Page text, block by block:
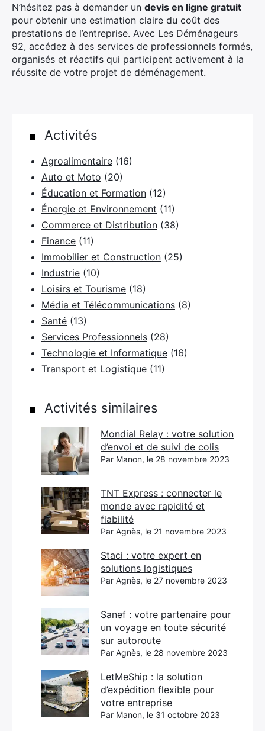
N’hésitez pas à demander un devis en ligne gratuit
pour obtenir une estimation claire du coût des
prestations de l’entreprise. Avec Les Déménageurs
92, accédez à des services de professionnels formés,
organisés et réactifs qui participent activement à la
réussite de votre projet de déménagement.
Activités
Agroalimentaire (16)
Auto et Moto (20)
Éducation et Formation (12)
Énergie et Environnement (11)
Commerce et Distribution (38)
Finance (11)
Immobilier et Construction (25)
Industrie (10)
Loisirs et Tourisme (18)
Média et Télécommunications (8)
Santé (13)
Services Professionnels (28)
Technologie et Informatique (16)
Transport et Logistique (11)
Activités similaires
Mondial Relay : votre solution
d’envoi et de suivi de colis
Par Manon, le 28 novembre 2023
TNT Express : connecter le
monde avec rapidité et
fiabilité
Par Agnès, le 21 novembre 2023
Staci : votre expert en
solutions logistiques
Par Agnès, le 27 novembre 2023
Sanef : votre partenaire pour
un voyage en toute sécurité
sur autoroute
Par Agnès, le 28 novembre 2023
LetMeShip : la solution
d’expédition flexible pour
votre entreprise
Par Manon, le 31 octobre 2023
Rechercher
: